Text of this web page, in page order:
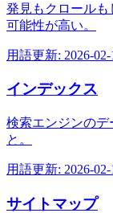
発見もクロール
可能性が高い。
用語更新: 2026-02-
インデックス
検索エンジンのデ
と。
用語更新: 2026-02-
サイトマップ